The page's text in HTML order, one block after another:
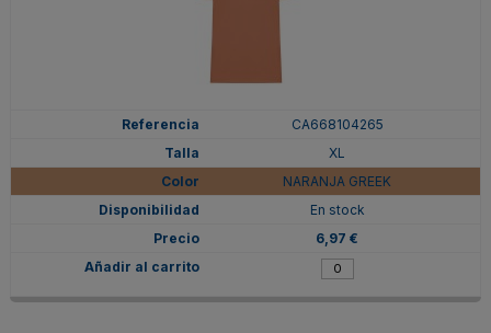
CA668104265
XL
NARANJA GREEK
En stock
6,97 €